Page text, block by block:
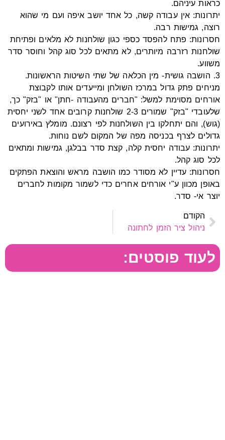
כראות עיניהם.
יתרונות: אין עבודה קשה, כל אחד יושב איפה ועם מי שהוא
רוצה, גמישות רבה.
חסרונות: פתח להפסד כספי כגון שולחנות לא מלאים ופתיחת
שולחנות רזרבה מיותרים, לא מתאים לכל סוג קהל וחוסר סדר
משווע.
3. הושבה גושית- מין הכלאה של שתי השיטות הראשונות.
מניחים פתק גדול במרכז השולחן ומייעדים אותו לקבוצת
אורחים מסוימת למשל: "חברים מהעבודה -חתן" או "בזק" כך,
שלעובדי "בזק" שמורים 2-3 שולחנות קרובים אחד לשני יחסית
(גוש), והם יתחלקו בין השולחנות לפי רצונם. מומלץ באירועים
גדולים לצרף בכניסה מפה של המקום לשם נוחות.
יתרונות: עבודה יחסית קלה, קצת סדר בבלגן, גמישות ומתאים
לכל סוג קהל.
חסרונות: עדיין לא מסודר כמו הושבה מראש והוצאת הפתקים
באופן מכוון ע"י אורחים אחרים כדי לשמור מקומות לחברים
יוצר אי- סדר.
הקודם
ניהול ציר הזמן לחתונה
לעוד פוסטים: